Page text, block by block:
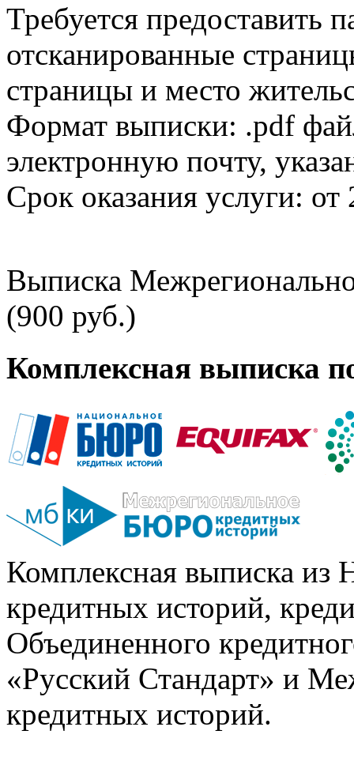
Требуется предоставить
отсканированные
страницы и место
Формат выписки: .pdf
электронную почту,
Срок оказания услуги: от
Выписка
(900 руб.)
Комплексная выписка
Комплексная выписка из
кредитных историй,
Объединенного
«Русский Стандарт» и
кредитных историй.